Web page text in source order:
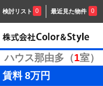
検討リスト 0 最近見た物件 0
ハウス那由多（1室）
賃料 8万円